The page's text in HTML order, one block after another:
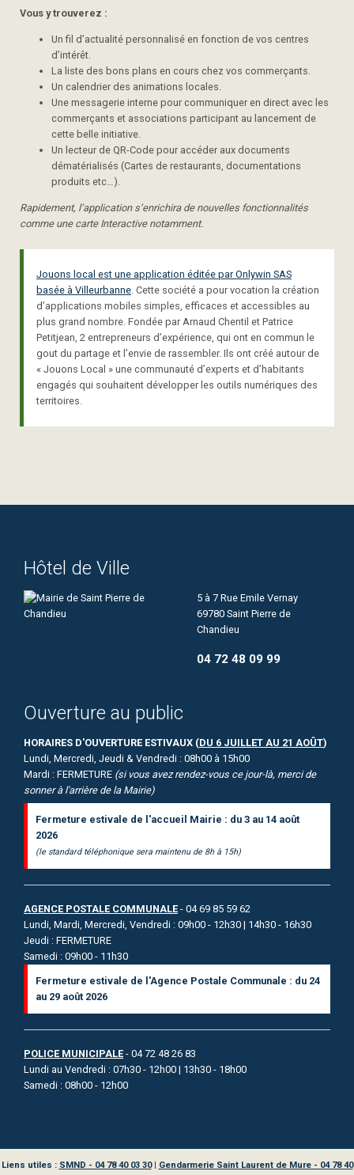
Vous y trouverez :
Un fil d’actualité personnalisé en fonction de vos centres
d’intérêt.
La liste des bons plans en cours chez vos commerçants.
Un calendrier des animations locales.
Une messagerie interne pour communiquer en direct avec les
commerçants et associations participant au lancement de
cette belle initiative.
Un lecteur de QR-Code pour accéder aux documents
dématérialisés (Cartes de restaurants, documentations
produits etc…).
Rapidement, l’application s’enrichira de nouvelles fonctionnalités
comme une carte Interactive notamment.
Jouons local est une application éditée par Onlywin SAS
basée à Villeurbanne . Cette société a pour vocation la création
d’applications mobiles simples, efficaces et accessibles au
plus grand nombre. Fondée par Arnaud Chentil et Patrice
Petitjean, 2 entrepreneurs d’expérience, qui ont en commun le
gout du partage et l’envie de rassembler. Ils ont créé autour de
« Jouons Local » une communauté d’experts et d’habitants
engagés qui souhaitent développer les outils numériques des
territoires.
Hôtel de Ville
5 à 7 Rue Emile Vernay
69780 Saint Pierre de
Chandieu
04 72 48 09 99
Ouverture au public
HORAIRES D'OUVERTURE ESTIVAUX (DU 6 JUILLET AU 21 AOÛT)
Lundi, Mercredi, Jeudi & Vendredi : 08h00 à 15h00
Mardi : FERMETURE (si vous avez rendez-vous ce jour-là, merci de
sonner à l'arrière de la Mairie)
Fermeture estivale de l'accueil Mairie : du 3 au 14 août
2026
(le standard téléphonique sera maintenu de 8h à 15h)
AGENCE POSTALE COMMUNALE - 04 69 85 59 62
Lundi, Mardi, Mercredi, Vendredi : 09h00 - 12h30 | 14h30 - 16h30
Jeudi : FERMETURE
Samedi : 09h00 - 11h30
Fermeture estivale de l'Agence Postale Communale : du 24
au 29 août 2026
POLICE MUNICIPALE - 04 72 48 26 83
Lundi au Vendredi : 07h30 - 12h00 | 13h30 - 18h00
Samedi : 08h00 - 12h00
Liens utiles : SMND - 04 78 40 03 30| Gendarmerie Saint Laurent de Mure - 04 78 40